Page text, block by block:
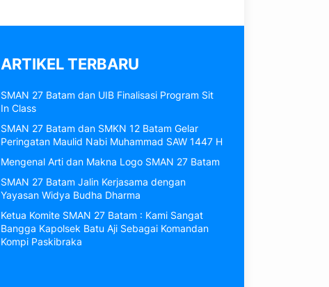
ARTIKEL TERBARU
SMAN 27 Batam dan UIB Finalisasi Program Sit
In Class
SMAN 27 Batam dan SMKN 12 Batam Gelar
Peringatan Maulid Nabi Muhammad SAW 1447 H
Mengenal Arti dan Makna Logo SMAN 27 Batam
SMAN 27 Batam Jalin Kerjasama dengan
Yayasan Widya Budha Dharma
Ketua Komite SMAN 27 Batam : Kami Sangat
Bangga Kapolsek Batu Aji Sebagai Komandan
Kompi Paskibraka